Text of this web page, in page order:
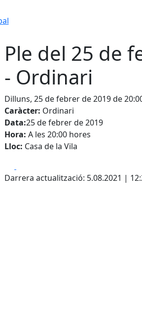
Ple del 25 de
- Ordinari
Dilluns, 25 de febrer de 2019 de
Caràcter: Ordinari
Data:25 de febrer de 2019
Hora: A les 20:00 hores
Lloc: Casa de la Vila
Darrera actualització: 5.08.2021 |